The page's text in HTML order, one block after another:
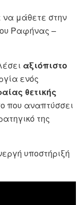
να μάθετε στην
Ραφήνας –
αξιόπιστο
ενός
θετικής
που αναπτύσσει
της
υποστήριξή